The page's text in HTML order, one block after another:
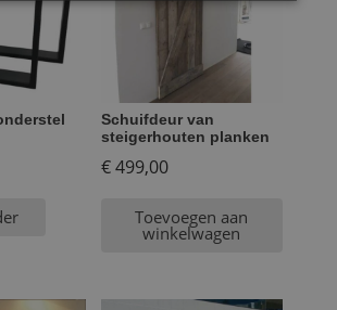
Schuifdeur van
steigerhouten planken
€499,00
Toevoegen aan
winkelwagen